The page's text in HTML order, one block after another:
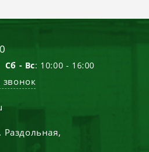
Сб - Вс: 10:00 - 16:00
звонок
Раздольная,